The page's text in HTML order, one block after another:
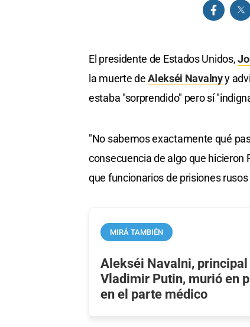
El presidente de Estados Unidos,
la muerte deAlekséi Navalnyy
estaba "sorprendido" pero sí
"No sabemos exactamente qué
consecuencia de algo que hicieron
que funcionarios de prisiones
MIRÁ TAMBIÉN
Alekséi Navalni,
Vladimir Putin, murió en
en el parte médico